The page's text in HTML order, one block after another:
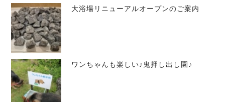
大浴場リニューアルオープンのご案内
ワンちゃんも楽しい♪鬼押し出し園♪